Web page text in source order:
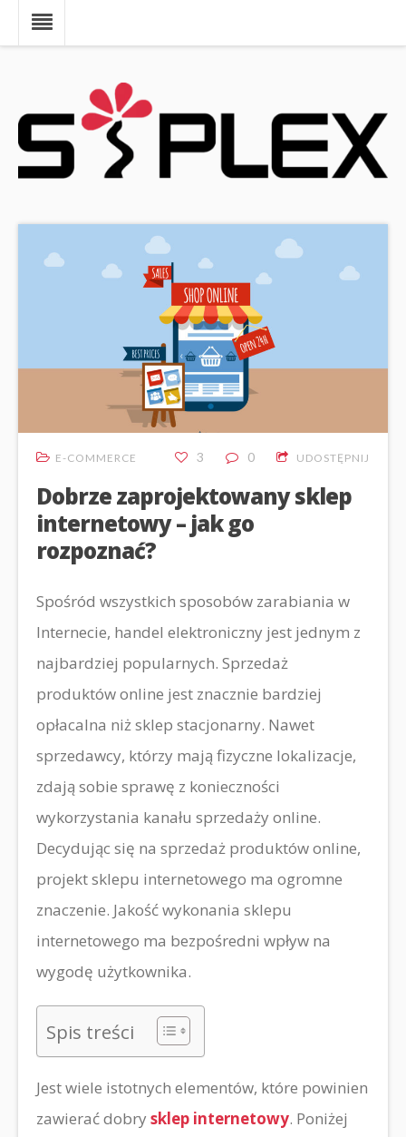
E-COMMERCE 3 0 UDOSTĘPNIJ
Dobrze zaprojektowany sklep
internetowy – jak go
rozpoznać?
Spośród wszystkich sposobów zarabiania w
Internecie, handel elektroniczny jest jednym z
najbardziej popularnych. Sprzedaż
produktów online jest znacznie bardziej
opłacalna niż sklep stacjonarny. Nawet
sprzedawcy, którzy mają fizyczne lokalizacje,
zdają sobie sprawę z konieczności
wykorzystania kanału sprzedaży online.
Decydując się na sprzedaż produktów online,
projekt sklepu internetowego ma ogromne
znaczenie. Jakość wykonania sklepu
internetowego ma bezpośredni wpływ na
wygodę użytkownika.
Spis treści
Jest wiele istotnych elementów, które powinien
zawierać dobry sklep internetowy. Poniżej